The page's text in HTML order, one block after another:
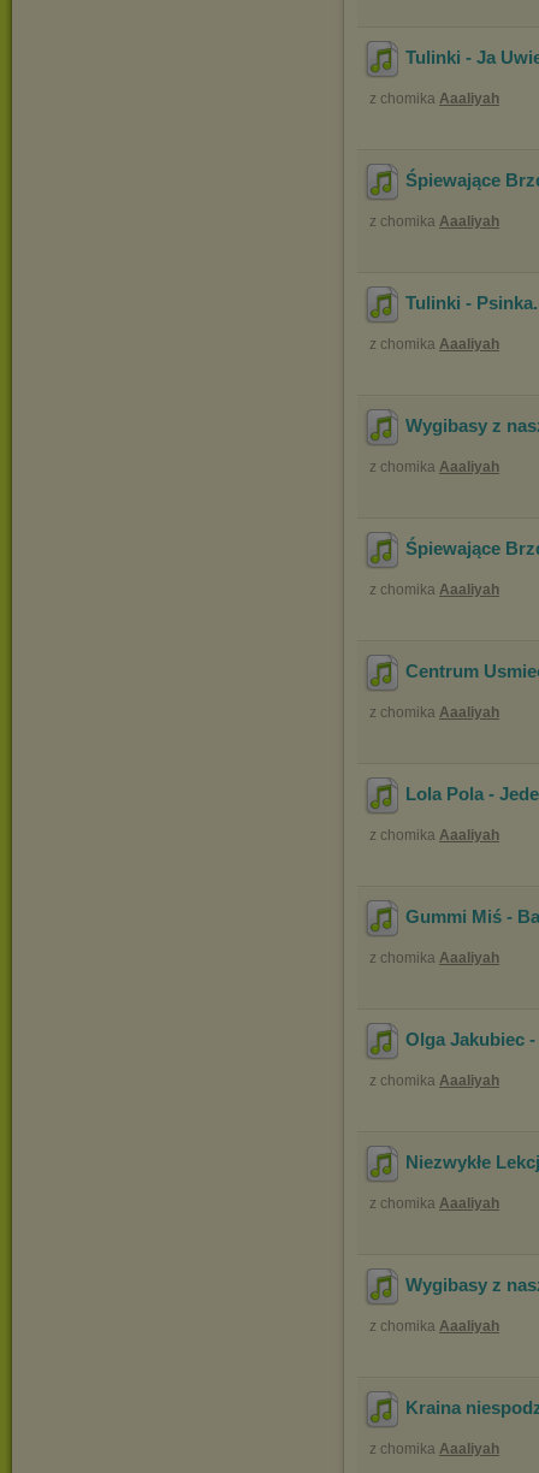
Tulinki - Ja
z chomika Aaaliyah
Śpiewające
z chomika Aaaliyah
Tulinki - Psinka
z chomika Aaaliyah
Wygibasy z
z chomika Aaaliyah
Śpiewające
z chomika Aaaliyah
Centrum
z chomika Aaaliyah
Lola Pola -
z chomika Aaaliyah
Gummi Miś -
z chomika Aaaliyah
Olga Jakubiec
z chomika Aaaliyah
Niezwykłe
z chomika Aaaliyah
Wygibasy z
z chomika Aaaliyah
Kraina
z chomika Aaaliyah